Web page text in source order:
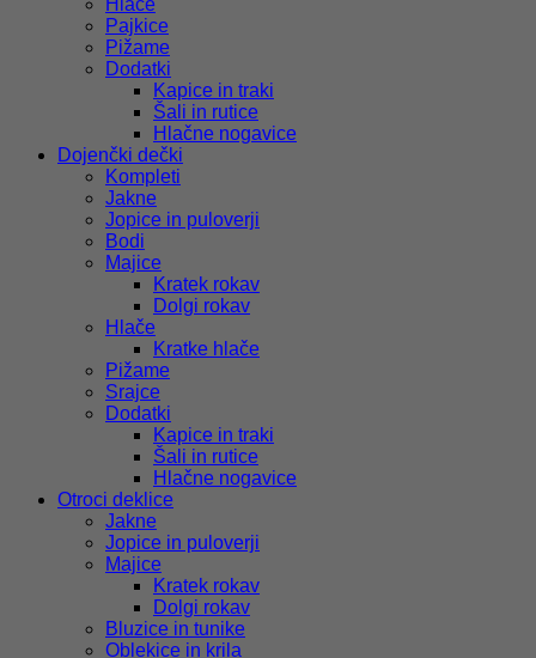
Pajkice
Pižame
Dodatki
Kapice in traki
Šali in rutice
Hlačne nogavice
Dojenčki dečki
Kompleti
Jakne
Jopice in puloverji
Bodi
Majice
Kratek rokav
Dolgi rokav
Hlače
Kratke hlače
Pižame
Srajce
Dodatki
Kapice in traki
Šali in rutice
Hlačne nogavice
Otroci deklice
Jakne
Jopice in puloverji
Majice
Kratek rokav
Dolgi rokav
Bluzice in tunike
Oblekice in krila